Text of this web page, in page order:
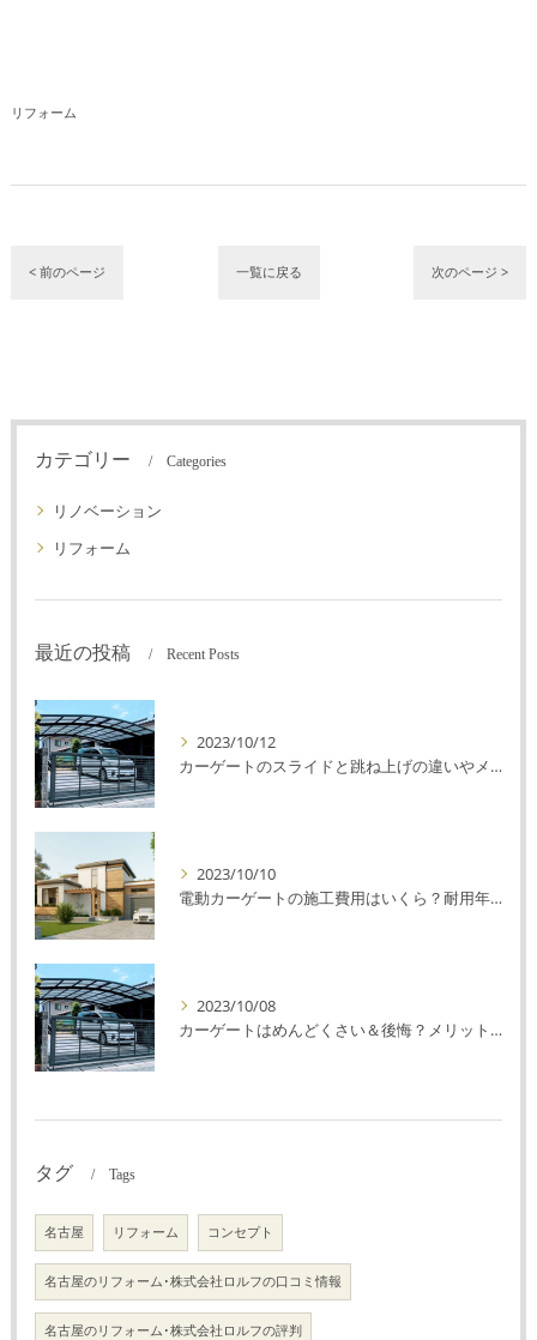
リフォーム
< 前のページ 一覧に戻る 次のページ >
カテゴリー Categories
リノベーション
リフォーム
最近の投稿 Recent Posts
2023/10/12
カーゲートのスライドと跳ね上げの違いやメリットデメリットを解説！
2023/10/10
電動カーゲートの施工費用はいくら？耐用年数や注意点を解説！
2023/10/08
カーゲートはめんどくさい＆後悔？メリット・デメリットを解説！
タグ Tags
名古屋 リフォーム コンセプト
名古屋のリフォーム･株式会社ロルフの口コミ情報
名古屋のリフォーム･株式会社ロルフの評判